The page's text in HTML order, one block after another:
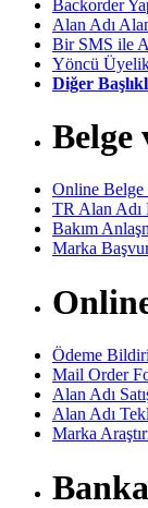
Backorder
Alan Adı
Bir SMS ile
Yöncü
Diğer
Belge
Online Belge
TR Alan Adı
Bakım
Marka
Ödeme
Mail Order
Alan Adı
Alan Adı
Marka